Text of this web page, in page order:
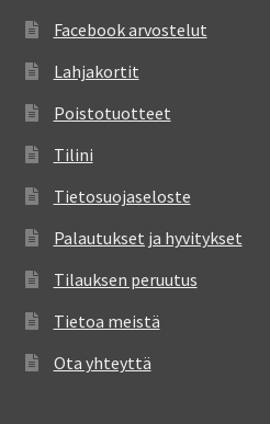
Facebook arvostelut
Lahjakortit
Poistotuotteet
Tilini
Tietosuojaseloste
Palautukset ja hyvitykset
Tilauksen peruutus
Tietoa meistä
Ota yhteyttä